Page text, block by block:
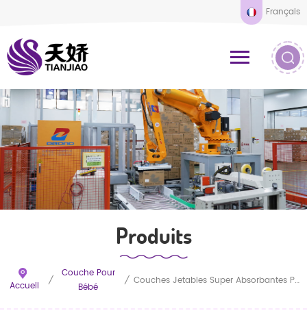
Français
Produits
Accueil /
Couche Pour
Bébé
/ Couches Jetables Super Absorbantes Personnalisables Pour Bébé, Respirantes Et Douces, Prix De Gros